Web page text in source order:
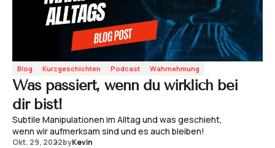
Blog Kurzgeschichten Podcast Wahrnehmung
Was passiert, wenn du wirklich bei
dir bist!
Subtile Manipulationen im Alltag und was geschieht,
wenn wir aufmerksam sind und es auch bleiben!
Okt. 29, 2022byKevin